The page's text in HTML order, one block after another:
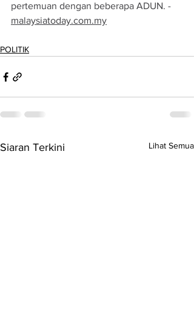
pertemuan dengan beberapa ADUN. -
malaysiatoday.com.my
POLITIK
Siaran Terkini Lihat Semua